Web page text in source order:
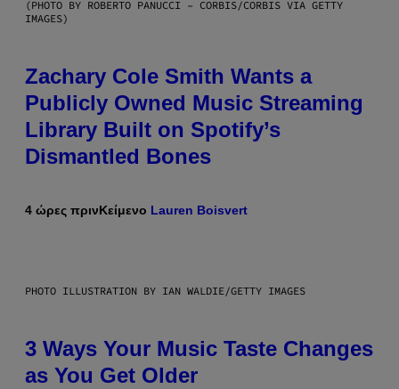
(PHOTO BY ROBERTO PANUCCI – CORBIS/CORBIS VIA GETTY
IMAGES)
Zachary Cole Smith Wants a
Publicly Owned Music Streaming
Library Built on Spotify’s
Dismantled Bones
4 ώρες πρινΚείμενο Lauren Boisvert
PHOTO ILLUSTRATION BY IAN WALDIE/GETTY IMAGES
3 Ways Your Music Taste Changes
as You Get Older